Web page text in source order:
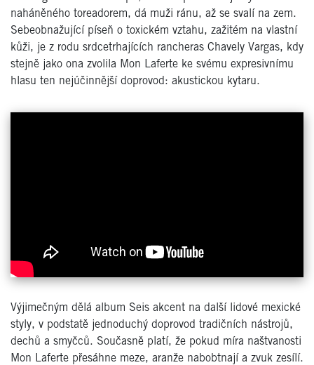
naháněného toreadorem, dá muži ránu, až se svalí na zem.
Sebeobnažující píseň o toxickém vztahu, zažitém na vlastní
kůži, je z rodu srdcetrhajících rancheras Chavely Vargas, kdy
stejně jako ona zvolila Mon Laferte ke svému expresivnímu
hlasu ten nejúčinnější doprovod: akustickou kytaru.
Výjimečným dělá album Seis akcent na další lidové mexické
styly, v podstatě jednoduchý doprovod tradičních nástrojů,
dechů a smyčců. Současně platí, že pokud míra naštvanosti
Mon Laferte přesáhne meze, aranže nabobtnají a zvuk zesílí.